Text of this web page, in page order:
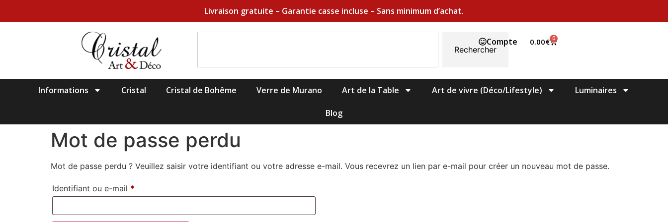
Livraison gratuite – Garantie casse incluse – Sans minimum d’achat.
Rechercher
Compte 0.00€ 0
Informations Cristal Cristal de Bohême Verre de Murano Art de la Table Art de vivre (Déco/Lifestyle) Luminaires
Blog
Mot de passe perdu
Mot de passe perdu ? Veuillez saisir votre identifiant ou votre adresse e-mail. Vous recevrez un lien par e-mail pour créer un nouveau mot de passe.
Identifiant ou e-mail *